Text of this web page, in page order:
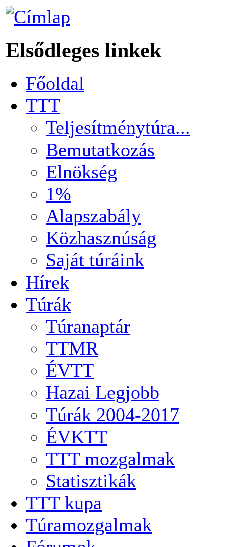
Elsődleges linkek
Főoldal
TTT
Teljesítménytúra...
Bemutatkozás
Elnökség
1%
Alapszabály
Közhasznúság
Saját túráink
Hírek
Túrák
Túranaptár
TTMR
ÉVTT
Hazai Legjobb
Túrák 2004-2017
ÉVKTT
TTT mozgalmak
Statisztikák
TTT kupa
Túramozgalmak